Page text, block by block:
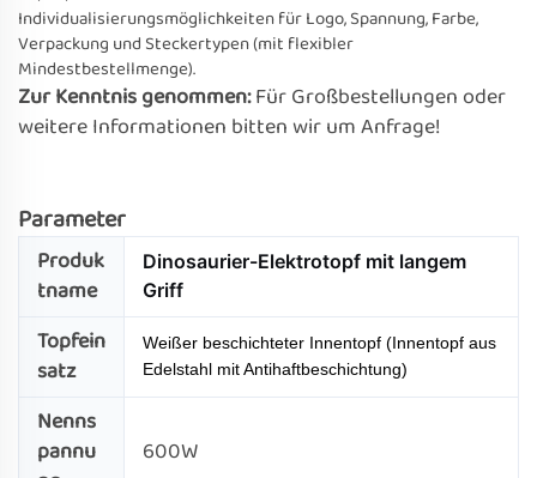
Individualisierungsmöglichkeiten für Logo, Spannung, Farbe,
Verpackung und Steckertypen (mit flexibler
Mindestbestellmenge).
Zur Kenntnis genommen:Für Großbestellungen oder
weitere Informationen bitten wir um Anfrage!
Parameter
Produk
tname
Dinosaurier-Elektrotopf mit langem
Griff
Topfein
satz
Weißer beschichteter Innentopf (Innentopf aus
Edelstahl mit Antihaftbeschichtung)
Nenns
pannu
600W